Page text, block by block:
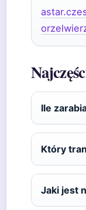
Ile
Który
Jaki jest